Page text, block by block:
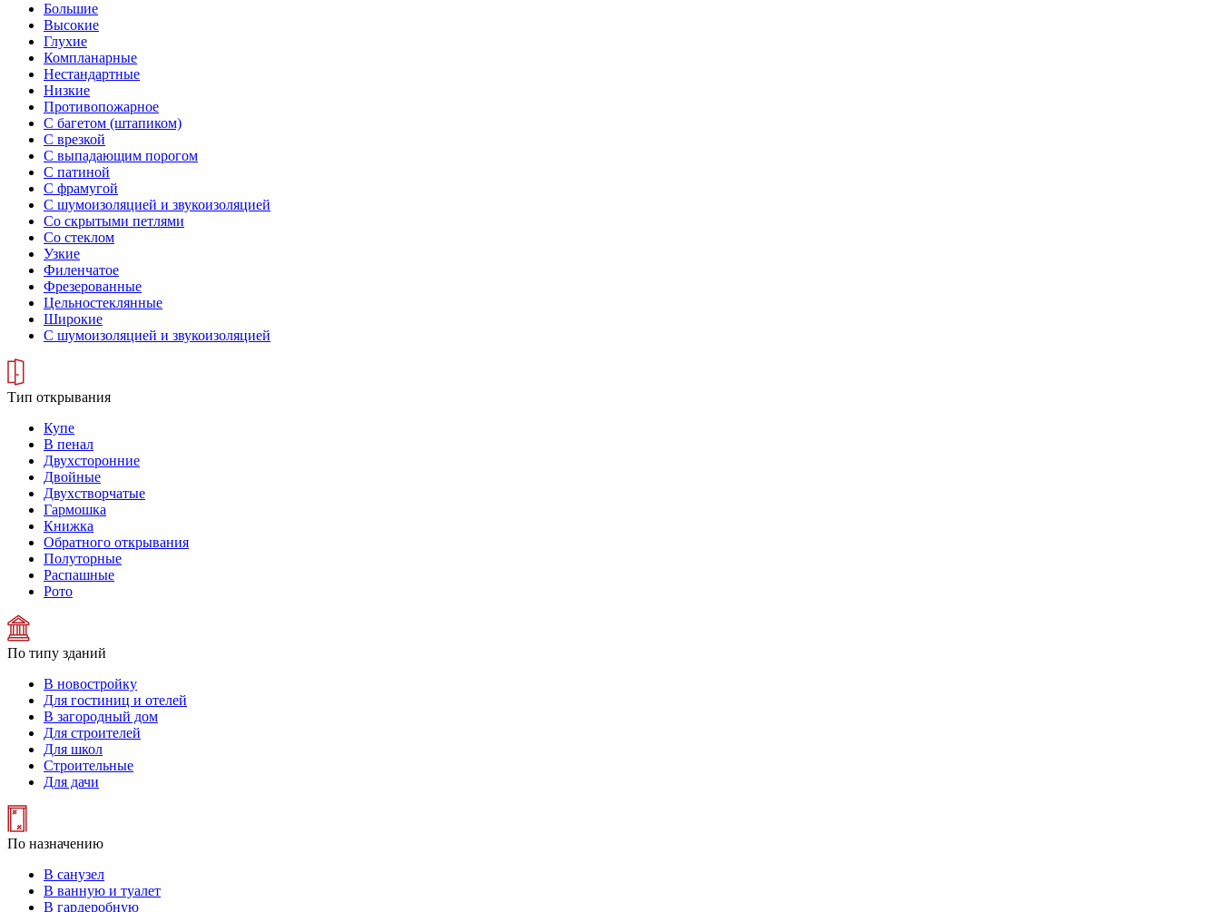
Большие
Высокие
Глухие
Компланарные
Нестандартные
Низкие
Противопожарное
С багетом (штапиком)
С врезкой
С выпадающим порогом
С патиной
С фрамугой
С шумоизоляцией и звукоизоляцией
Со скрытыми петлями
Со стеклом
Узкие
Филенчатое
Фрезерованные
Цельностеклянные
Широкие
С шумоизоляцией и звукоизоляцией
Тип открывания
Купе
В пенал
Двухсторонние
Двойные
Двухстворчатые
Гармошка
Книжка
Обратного открывания
Полуторные
Распашные
Рото
По типу зданий
В новостройку
Для гостиниц и отелей
В загородный дом
Для строителей
Для школ
Строительные
Для дачи
По назначению
В санузел
В ванную и туалет
В гардеробную